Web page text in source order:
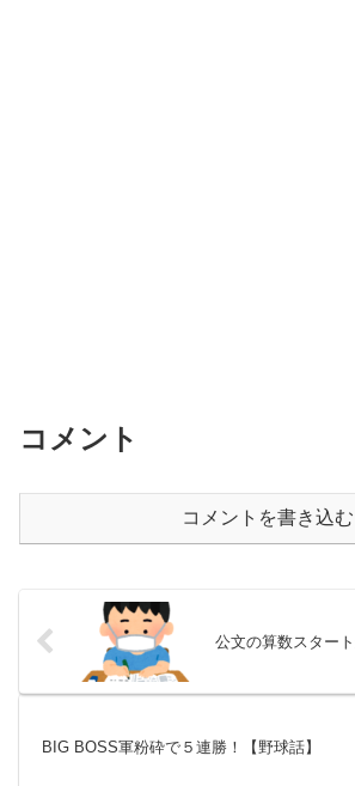
コメント
コメントを書き込む
公文の算数スター
BIG BOSS軍粉砕で５連勝！【野球話】